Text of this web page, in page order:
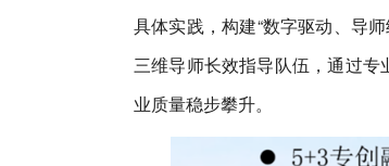
具体实践，构建“数字驱动、导
三维导师长效指导队伍，通过
业质量稳步攀升。